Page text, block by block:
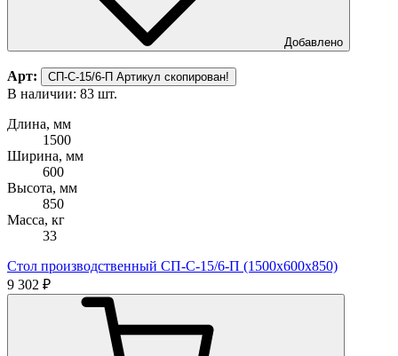
Добавлено
Арт: СП-С-15/6-П Артикул скопирован!
В наличии: 83 шт.
Длина, мм
1500
Ширина, мм
600
Высота, мм
850
Масса, кг
33
Стол производственный СП-С-15/6-П (1500х600х850)
9 302 ₽